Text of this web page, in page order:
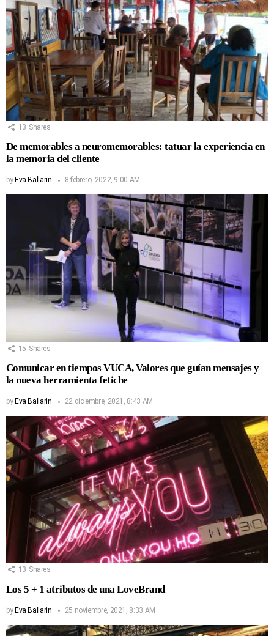
13 Shares
De memorables a neuromemorables: tatuar la experiencia en
la memoria del cliente
by Eva Ballarin 8 febrero, 2022, 9:00 AM
15 Shares
Comunicar en tiempos VUCA, Valores que guían mensajes y
la nueva herramienta fetiche
by Eva Ballarin 22 diciembre, 2021, 8:43 AM
13 Shares
Los 5 + 1 atributos de una LoveBrand
by Eva Ballarin 25 noviembre, 2021, 8:33 AM